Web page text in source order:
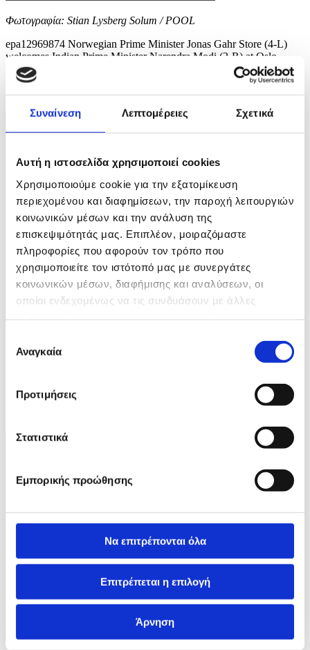
Συναίνεση Λεπτομέρειες Σχετικά
Αυτή η ιστοσελίδα χρησιμοποιεί cookies
Χρησιμοποιούμε cookie για την εξατομίκευση
περιεχομένου και διαφημίσεων, την παροχή λειτουργιών
κοινωνικών μέσων και την ανάλυση της
επισκεψιμότητάς μας. Επιπλέον, μοιραζόμαστε
πληροφορίες που αφορούν τον τρόπο που
χρησιμοποιείτε τον ιστότοπό μας με συνεργάτες
κοινωνικών μέσων, διαφήμισης και αναλύσεων, οι
οποίοι ενδεχομένως να τις συνδυάσουν με άλλες
των υπηρεσιών τους.
συγκατάθεσης
Αναγκαία
Προτιμήσεις
Στατιστικά
Εμπορικής προώθησης
Να επιτρέπονται όλα
Επιτρέπεται η επιλογή
Άρνηση
Φωτογραφία: Stian Lysberg Solum / POOL
epa12969874 Norwegian Prime Minister Jonas Gahr Store (4-L)
welcomes Indian Prime Minister Narendra Modi (2-R) at Oslo
Gardermoen Airport, Norway, 18 May 2026. EPA/Stian Lysberg
Solum / POOL NORWAY OUT
epa12969875 Norwegian Prime Minister Jonas Gahr Store (C)
Gardermoen Airport, Norway, 18 May 2026. EPA/Stian Lysberg
Solum / POOL NORWAY OUT